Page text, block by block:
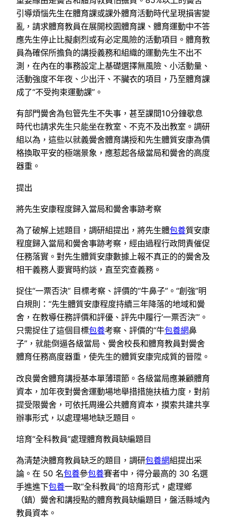
引導煩惱先生在體育課或課外體育活動時代呈現損害變
亂，請求體育教員在展開校園體育課、體育運動中不答
應先生停止比擬劇烈或有必定風險的活動項目。體育教
員為確保所擔負的講授義務和組織的運動先生不出不
測，在內在的事務設定上基礎選擇無風險、小活動量、
活動強度不年夜、少出汗、不臟衣的項目，乃至體育課
成了“不受拘束運動課”。
有部門黌舍為包管先生不失事，甚至課間10分鐘歇息
時代也請求先生只能坐在教室、不克不及出教室。調研
組以為，這些以就義黌舍體育講授和先生體質安康為價
格換取平安的極端景象，應惹起各級當局和黌舍的高度
器重。
提出
將先生安康程度歸入當局和黌舍事跡考察
為了破解上述題目，調研組提出，將先生體包養質安康
程度歸入當局和黌舍事跡考察，經由過程行政問責催促
任務落實。對先生體質安康數據上報不真正的的黌舍及
相干義務人要實時約談，直至究查義務。
捉住“一票否決” 目標考察、評價的“牛鼻子”。“創強”明
白規則：“先生體質安康程度持續三年降落的地域和黌
舍，在教導任務評價和評優、評先中履行‘一票否決’”。
只需捉住了這個目標包養考察、評價的“牛包養網鼻
子”，就能倒逼各級當局、黌舍校長和體育教員對黌舍
體育任務高度器重，使先生的體質安康完成質的晉陞。
改良黌舍體育講授基本單薄環節。各級當局應兼顧體育
資本，加年夜對黌舍運動場地舉措措施扶植力度，對前
提受限黌舍，可依托周邊公共體育資本，摸索共建共享
辦事形式，以處理場地缺乏題目。
培育“全科教員”處理體育教員缺編題目
為清楚決體育教員缺乏的題目，調研包養網組提出采
論。在 50 名包養參包養賽者中，得分最高的 30 名選
手進進下包養一取“全科教員”的培育形式，處理鄉
（鎮）黌舍和講授點的體育教員缺編題目，盤活縣域內
教員資本。